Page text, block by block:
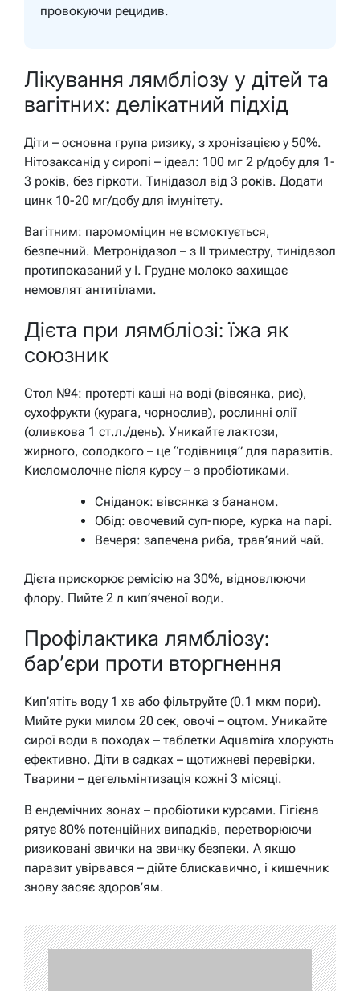
провокуючи рецидив.
Лікування лямбліозу у дітей та
вагітних: делікатний підхід
Діти – основна група ризику, з хронізацією у 50%.
Нітозаксанід у сиропі – ідеал: 100 мг 2 р/добу для 1-
3 років, без гіркоти. Тинідазол від 3 років. Додати
цинк 10-20 мг/добу для імунітету.
Вагітним: паромоміцин не всмоктується,
безпечний. Метронідазол – з II триместру, тинідазол
протипоказаний у I. Грудне молоко захищає
немовлят антитілами.
Дієта при лямбліозі: їжа як
союзник
Стол №4: протерті каші на воді (вівсянка, рис),
сухофрукти (курага, чорнослив), рослинні олії
(оливкова 1 ст.л./день). Уникайте лактози,
жирного, солодкого – це “годівниця” для паразитів.
Кисломолочне після курсу – з пробіотиками.
Сніданок: вівсянка з бананом.
Обід: овочевий суп-пюре, курка на парі.
Вечеря: запечена риба, трав’яний чай.
Дієта прискорює ремісію на 30%, відновлюючи
флору. Пийте 2 л кип’яченої води.
Профілактика лямбліозу:
бар’єри проти вторгнення
Кип’ятіть воду 1 хв або фільтруйте (0.1 мкм пори).
Мийте руки милом 20 сек, овочі – оцтом. Уникайте
сирої води в походах – таблетки Aquamira хлорують
ефективно. Діти в садках – щотижневі перевірки.
Тварини – дегельмінтизація кожні 3 місяці.
В ендемічних зонах – пробіотики курсами. Гігієна
рятує 80% потенційних випадків, перетворюючи
ризиковані звички на звичку безпеки. А якщо
паразит увірвався – дійте блискавично, і кишечник
знову засяє здоров’ям.